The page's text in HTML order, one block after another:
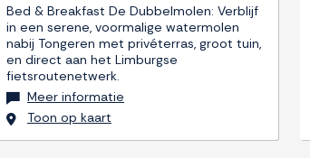
Bed & Breakfast De Dubbelmolen: Verblijf
in een serene, voormalige watermolen
nabij Tongeren met privéterras, groot tuin,
en direct aan het Limburgse
fietsroutenetwerk.
Meer informatie
Toon op kaart